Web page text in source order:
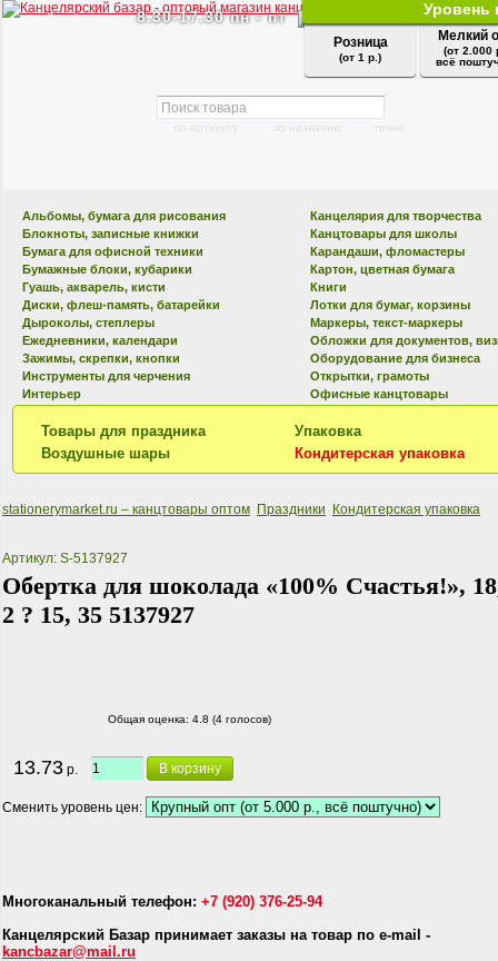
Уровень
Розница
(от 1 р.)
Мелкий
(от 2.000
всё
8.30-17.30 пн - пт
Альбомы, бумага для рисования
Блокноты, записные книжки
Бумага для офисной техники
Бумажные блоки, кубарики
Гуашь, акварель, кисти
Диски, флеш-память, батарейки
Дыроколы, степлеры
Ежедневники, календари
Зажимы, скрепки, кнопки
Инструменты для черчения
Интерьер
Канцелярия для творчества
Канцтовары для школы
Карандаши, фломастеры
Картон, цветная бумага
Книги
Лотки для бумаг, корзины
Маркеры, текст-маркеры
Обложки для документов,
Оборудование для бизнеса
Открытки, грамоты
Офисные канцтовары
Товары для праздника
Упаковка
Воздушные шары
Кондитерская упаковка
stationerymarket.ru – канцтовары оптом Праздники Кондитерская упаковка
Артикул: S-5137927
Обертка для шоколада «100% Счастья!»,
2 ? 15, 35 5137927
Общая оценка: 4.8 (4 голосов)
13.73 р. В корзину
Сменить уровень цен:
Многоканальный телефон: +7 (920) 376-25-94
Канцелярский Базар принимает заказы на товар по e-mail -
kancbazar@mail.ru